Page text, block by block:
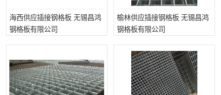
海西供应插接钢格板 无锡昌鸿
钢格板有限公司
榆林供应插接钢格板 无锡昌鸿
钢格板有限公司